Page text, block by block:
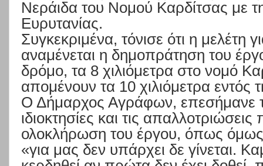
Νεράιδα του Νομού Καρδίτσας με
Ευρυτανίας.
Συγκεκριμένα, τόνισε ότι η μελέτη
αναμένεται η δημοπράτηση του
δρόμο, τα 8 χιλιόμετρα στο νομό
απομένουν τα 10 χιλιόμετρα εντός
Ο Δήμαρχος Αγράφων, επεσήμανε
ιδιοκτησίες και τις
ολοκλήρωση του έργου, όπως όμως
«για μας δεν υπάρχει δε γίνεται.